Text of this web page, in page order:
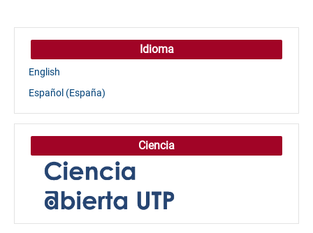
Idioma
English
Español (España)
Ciencia